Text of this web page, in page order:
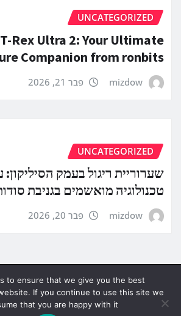
UNCATEGORIZED
Rex Ultra 2: Your Ultimate
Companion from ronbits
mizdow פבר 21, 2026
UNCATEGORIZED
שערוריית ריגול בעמק הסיליקון:
טכנולוגיה מואשמים בגניבת
mizdow פבר 20, 2026
to ensure that we give you the best
If you continue to use this site we
that you are happy with it.